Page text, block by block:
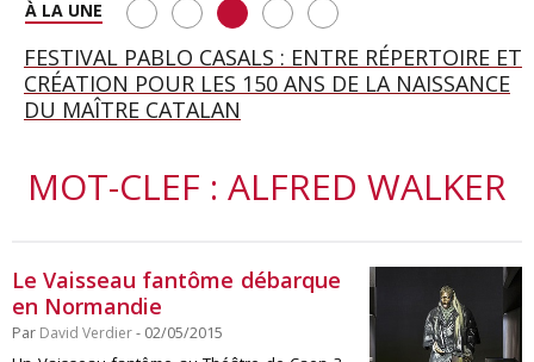
SAINT FRANÇOIS D’ASSISE À SALZBOURG, UNE
SOIRÉE IMMENSE PORTÉE PAR ROMEO
CASTELLUCCI ET MAXIME PASCAL
FESTIVAL PABLO CASALS : ENTRE RÉPERTOIRE ET
CRÉATION POUR LES 150 ANS DE LA NAISSANCE
DU MAÎTRE CATALAN
A BAYREUTH, LE 150E ANNIVERSAIRE DU RING
WAGNÉRIEN GÉNÉRÉ PAR L’IA
BETSY JOLAS FÊTE SON CENTIÈME
ANNIVERSAIRE
GEORGE BENJAMIN : « MES PARENTS AVAIENT
CETTE EXIGENCE DE L’OBJET CISELÉ »
MOT-CLEF : ALFRED WALKER
Le Vaisseau fantôme débarque
en Normandie
Par David Verdier- 02/05/2015